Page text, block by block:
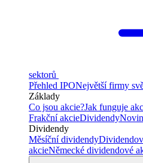
sektorů
Přehled IPONejvětší firmy
Základy
Co jsou akcie?Jak funguje
Frakční akcieDividendy
Dividendy
Měsíční dividendy
akcieNěmecké dividendové